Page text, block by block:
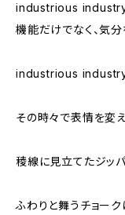
industrious industry
機能だけでなく、気分
industrious industryの
その時々で表情を変
稜線に見立てたジッ
ふわりと舞うチョー